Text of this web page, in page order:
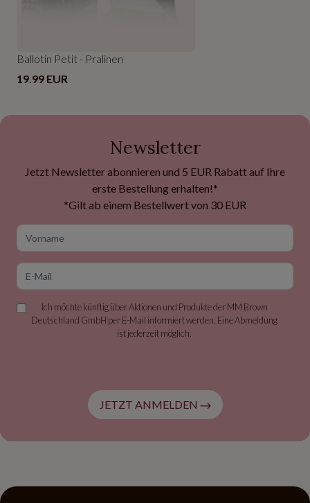
Ballotin Petit - Pralinen
19.99 EUR
Newsletter
Jetzt Newsletter abonnieren und 5 EUR Rabatt auf Ihre
erste Bestellung erhalten!*
*Gilt ab einem Bestellwert von 30 EUR
Ich möchte künftig über Aktionen und Produkte der MM Brown
Deutschland GmbH per E-Mail informiert werden. Eine Abmeldung
ist jederzeit möglich.
JETZT ANMELDEN